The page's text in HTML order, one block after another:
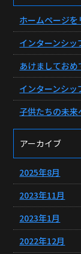
ホームページを
インターンシ
あけましてお
インターンシ
子供たちの未来
アーカイブ
2025年8月
2023年11月
2023年1月
2022年12月